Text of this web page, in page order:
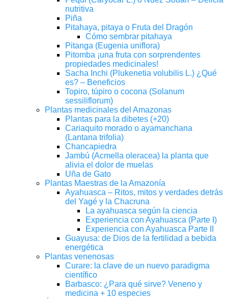
nutritiva
Piña
Pitahaya, pitaya o Fruta del Dragón
Cómo sembrar pitahaya
Pitanga (Eugenia uniflora)
Pitomba ¡una fruta con sorprendentes
propiedades medicinales!
Sacha Inchi (Plukenetia volubilis L.) ¿Qué
es? – Beneficios
Topiro, túpiro o cocona (Solanum
sessiliflorum)
Plantas medicinales del Amazonas
Plantas para la dibetes (+20)
Cariaquito morado o ayamanchana
(Lantana trifolia)
Chancapiedra
Jambú (Acmella oleracea) la planta que
alivia el dolor de muelas
Uña de Gato
Plantas Maestras de la Amazonía
Ayahuasca – Ritos, mitos y verdades detrás
del Yagé y la Chacruna
La ayahuasca según la ciencia
Experiencia con Ayahuasca (Parte I)
Experiencia con Ayahuasca Parte II
Guayusa: de Dios de la fertilidad a bebida
energética
Plantas venenosas
Curare: la clave de un nuevo paradigma
científico
Barbasco: ¿Para qué sirve? Veneno y
medicina + 10 especies